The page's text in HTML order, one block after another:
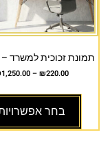
תמונת זכוכית למשרד – AU-012
₪220.00
–
1,250.00
בחר